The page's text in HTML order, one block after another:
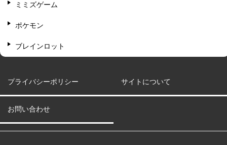
ミミズゲーム
ポケモン
ブレインロット
プライバシーポリシー サイトについて
お問い合わせ